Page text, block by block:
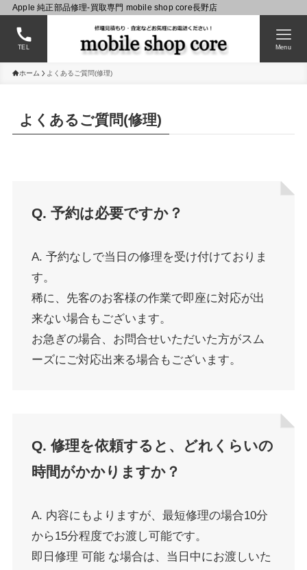
Apple 純正部品修理-買取専門 mobile shop core長野店
TEL Menu
ホーム よくあるご質問(修理)
よくあるご質問(修理)
Q. 予約は必要ですか？
A. 予約なしで当日の修理を受け付けておりま
す。
稀に、先客のお客様の作業で即座に対応が出
来ない場合もございます。
お急ぎの場合、お問合せいただいた方がスム
ーズにご対応出来る場合もございます。
Q. 修理を依頼すると、どれくらいの
時間がかかりますか？
A. 内容にもよりますが、最短修理の場合10分
から15分程度でお渡し可能です。
即日修理 可能 な場合は、当日中にお渡しいた